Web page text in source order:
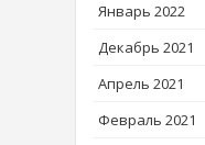
Январь 2022
Декабрь 2021
Апрель 2021
Февраль 2021